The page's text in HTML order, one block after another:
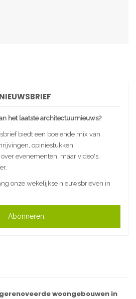
het laatste architectuurnieuws?
biedt een boeiende mix van
opiniestukken,
evenementen, maar video's,
onze wekelijkse nieuwsbrieven in
Abonneren
woongebouwen in